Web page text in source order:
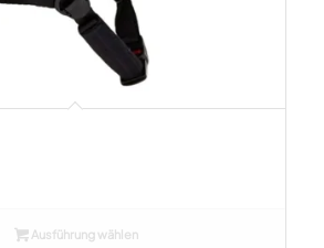
Ausführung wählen